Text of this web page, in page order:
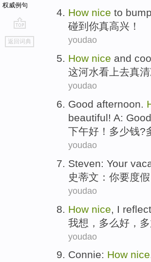
权威例句
go
top
返回词典
How nice to
碰到 你真高兴！
youdao
How nice and
这河水看上去真清
youdao
Good afternoon.
beautiful! A:
下午好 ！ 多少钱?
youdao
Steven: Your
史蒂文 ： 你要度假
youdao
How nice I
我想 ， 多么好 ， 多
youdao
Connie: How nice